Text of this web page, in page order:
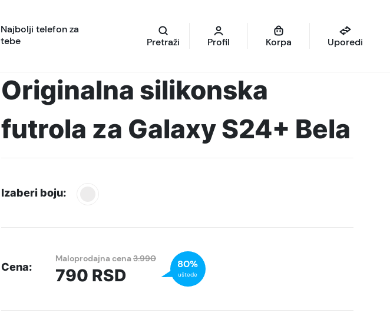
Najbolji telefon za
tebe
Pretraži Profil Korpa Uporedi
Originalna silikonska
futrola za Galaxy S24+ Bela
Izaberi boju:
Cena:
Maloprodajna cena3.990
790 RSD
80%
uštede